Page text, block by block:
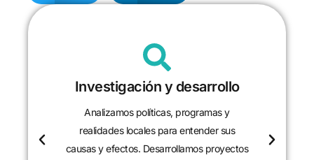
Investigación y desarrollo
Analizamos políticas, programas y
realidades locales para entender sus
causas y efectos. Desarrollamos proyectos